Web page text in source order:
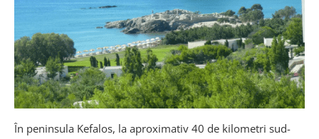
În peninsula Kefalos, la aproximativ 40 de kilometri sud-